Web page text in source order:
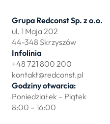
Grupa Redconst Sp. z o.o.
ul. 1 Maja 202
44-348 Skrzyszów
Infolinia
+48 721 800 200
kontakt@redconst.pl
Godziny otwarcia:
Poniedziałek – Piątek
8:00 – 16:00